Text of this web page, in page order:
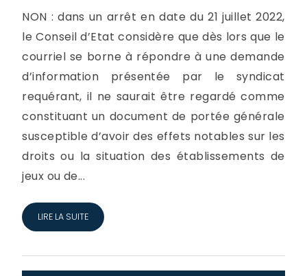
NON : dans un arrêt en date du 21 juillet 2022,
le Conseil d’Etat considère que dès lors que le
courriel se borne à répondre à une demande
d’information présentée par le syndicat
requérant, il ne saurait être regardé comme
constituant un document de portée générale
susceptible d’avoir des effets notables sur les
droits ou la situation des établissements de
jeux ou de...
LIRE LA SUITE